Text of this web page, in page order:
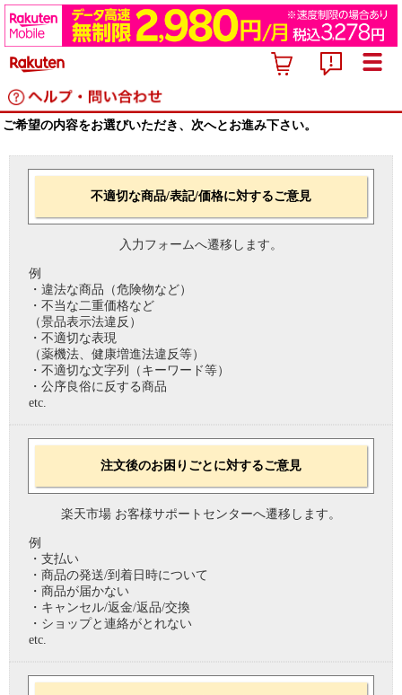
ご希望の内容をお選びいただき、次へとお進み下さい。
不適切な商品/表記/価格に対するご意見
入力フォームへ遷移します。
例
・違法な商品（危険物など）
・不当な二重価格など
（景品表示法違反）
・不適切な表現
（薬機法、健康増進法違反等）
・不適切な文字列（キーワード等）
・公序良俗に反する商品
etc.
注文後のお困りごとに対するご意見
楽天市場 お客様サポートセンターへ遷移します。
例
・支払い
・商品の発送/到着日時について
・商品が届かない
・キャンセル/返金/返品/交換
・ショップと連絡がとれない
etc.